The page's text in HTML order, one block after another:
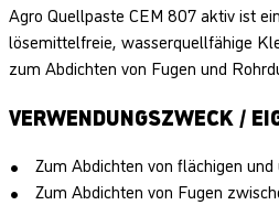
Agro Quellpaste CEM 807 aktiv ist
lösemittelfreie, wasserquellfähige
zum Abdichten von Fugen und
VERWENDUNGSZWECK /
Zum Abdichten von flächigen
Zum Abdichten von Fugen